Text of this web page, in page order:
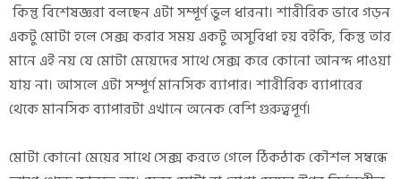
কিন্তু বিশেষজ্ঞরা বলছেন এটা সম্পূর্ণ ভুল ধারনা। শারীরিক ভাবে গড়ন
একটু মোটা হলে সেক্স করার সময় একটু অসুবিধা হয় বইকি, কিন্তু তার
মানে এই নয় যে মোটা মেয়েদের সাথে সেক্স করে কোনো আনন্দ পাওয়া
যায় না। আসলে এটা সম্পূর্ণ মানসিক ব্যাপার। শারীরিক ব্যাপারের
থেকে মানসিক ব্যাপারটা এখানে অনেক বেশি গুরুত্বপূর্ণ।
মোটা কোনো মেয়ের সাথে সেক্স করতে গেলে ঠিকঠাক কৌশল সম্বন্ধে